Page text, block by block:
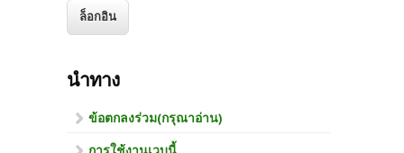
นำทาง
ข้อตกลงร่วม(กรุณาอ่าน)